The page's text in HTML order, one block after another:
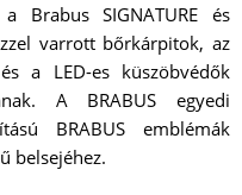
Brabus SIGNATURE és
varrott bőrkárpitok, az
a LED-es küszöbvédők
A BRABUS egyedi
BRABUS emblémák
belsejéhez.